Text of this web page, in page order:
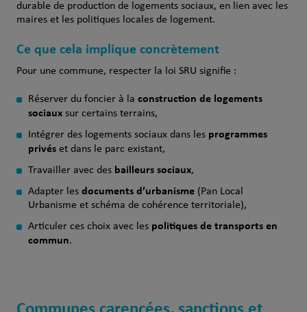
durable de production de logements sociaux, en lien avec les
maires et les politiques locales de logement.
Ce que cela implique concrètement
Pour une commune, respecter la loi SRU signifie :
Réserver du foncier à la construction de logements
sociauxsur certains terrains,
Intégrer des logements sociaux dans les programmes
privéset dans le parc existant,
Travailler avec des bailleurs sociaux,
Adapter les documents d’urbanisme(Pan Local
Urbanisme et schéma de cohérence territoriale),
Articuler ces choix avec les politiques de transports en
commun.